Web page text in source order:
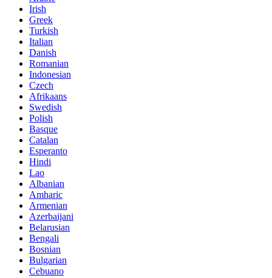
Irish
Greek
Turkish
Italian
Danish
Romanian
Indonesian
Czech
Afrikaans
Swedish
Polish
Basque
Catalan
Esperanto
Hindi
Lao
Albanian
Amharic
Armenian
Azerbaijani
Belarusian
Bengali
Bosnian
Bulgarian
Cebuano